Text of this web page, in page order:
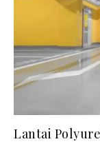
Lantai